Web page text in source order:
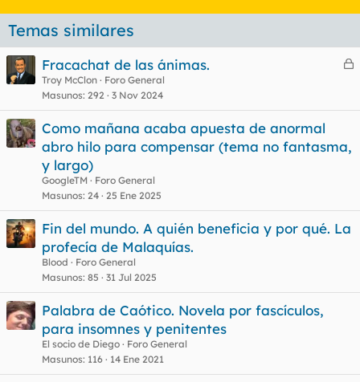
Temas similares
C
r
Fracachat de las ánimas.
Troy McClon
Foro General
Masunos 292 3 Nov 2024
Como mañana acaba apuesta de anormal
abro hilo para compensar (tema no fantasma,
y largo)
GoogleTM
Foro General
Masunos 24 25 Ene 2025
Fin del mundo. A quién beneficia y por qué. La
profecía de Malaquías.
Blood
Foro General
Masunos 85 31 Jul 2025
Palabra de Caótico. Novela por fascículos,
para insomnes y penitentes
El socio de Diego
Foro General
Masunos 116 14 Ene 2021